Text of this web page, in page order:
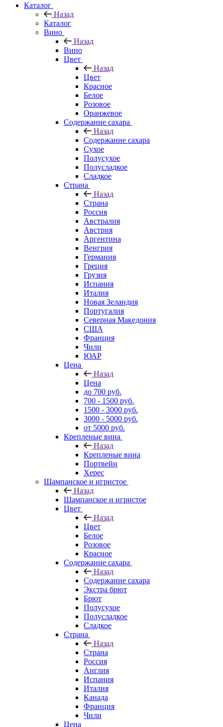
Каталог
Назад
Каталог
Вино
Назад
Вино
Цвет
Назад
Цвет
Красное
Белое
Розовое
Оранжевое
Содержание сахара
Назад
Содержание сахара
Сухое
Полусухое
Полусладкое
Сладкое
Страна
Назад
Страна
Россия
Австралия
Австрия
Аргентина
Венгрия
Германия
Греция
Грузия
Испания
Италия
Новая Зеландия
Португалия
Северная Македония
США
Франция
Чили
ЮАР
Цена
Назад
Цена
до 700 руб.
700 - 1500 руб.
1500 - 3000 руб.
3000 - 5000 руб.
от 5000 руб.
Крепленые вина
Назад
Крепленые вина
Портвейн
Херес
Шампанское и игристое
Назад
Шампанское и игристое
Цвет
Назад
Цвет
Белое
Розовое
Красное
Содержание сахара
Назад
Содержание сахара
Экстра брют
Брют
Полусухое
Полусладкое
Сладкое
Страна
Назад
Страна
Россия
Англия
Испания
Италия
Канада
Франция
Чили
Цена